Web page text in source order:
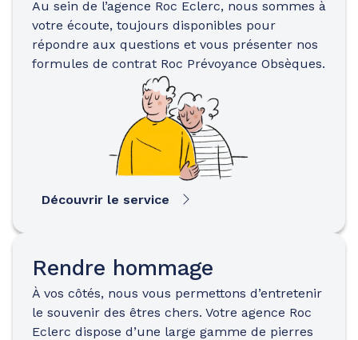
Au sein de l’agence Roc Eclerc, nous sommes à
votre écoute, toujours disponibles pour
répondre aux questions et vous présenter nos
formules de contrat Roc Prévoyance Obsèques.
Découvrir le service
Rendre hommage
À vos côtés, nous vous permettons d’entretenir
le souvenir des êtres chers. Votre agence Roc
Eclerc dispose d’une large gamme de pierres